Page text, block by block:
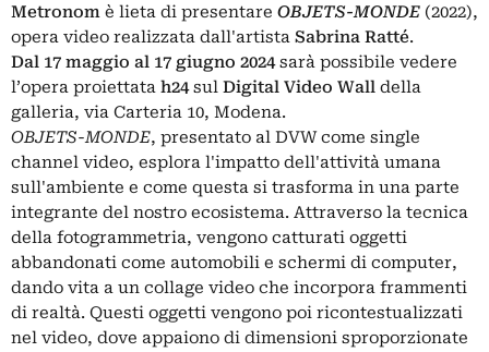
Metronom è lieta di presentare OBJETS-MONDE (2022),
opera video realizzata dall'artista Sabrina Ratté.
Dal 17 maggio al 17 giugno 2024sarà possibile vedere
l’opera proiettata h24sul Digital Video Wall della
galleria, via Carteria 10, Modena.
OBJETS-MONDE, presentato al DVW come single
channel video, esplora l'impatto dell'attività umana
sull'ambiente e come questa si trasforma in una parte
integrante del nostro ecosistema. Attraverso la tecnica
della fotogrammetria, vengono catturati oggetti
abbandonati come automobili e schermi di computer,
dando vita a un collage video che incorpora frammenti
di realtà. Questi oggetti vengono poi ricontestualizzati
nel video, dove appaiono di dimensioni sproporzionate